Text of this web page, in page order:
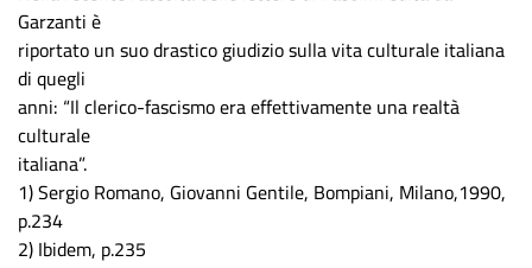
Garzanti è
riportato un suo drastico giudizio sulla vita culturale italiana
di quegli
anni: “Il clerico-fascismo era effettivamente una realtà
culturale
italiana”.
1) Sergio Romano, Giovanni Gentile, Bompiani, Milano,1990,
p.234
2) Ibidem, p.235